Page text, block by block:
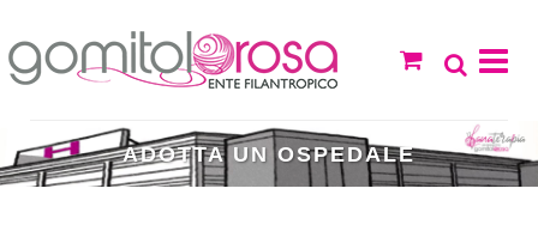
ADOTTA UN OSPEDALE